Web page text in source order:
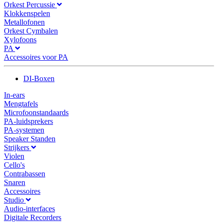
Orkest Percussie
Klokkenspelen
Metallofonen
Orkest Cymbalen
Xylofoons
PA
Accessoires voor PA
DI-Boxen
In-ears
Mengtafels
Microfoonstandaards
PA-luidsprekers
PA-systemen
Speaker Standen
Strijkers
Violen
Cello's
Contrabassen
Snaren
Accessoires
Studio
Audio-interfaces
Digitale Recorders